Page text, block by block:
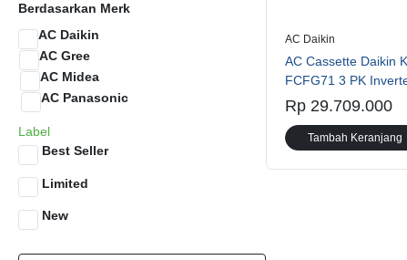
Berdasarkan Merk
AC Daikin
AC Gree
AC Midea
AC Panasonic
Label
Best Seller
Limited
New
AC Daikin
AC Cassette Daikin
FCFG71 3 PK
Rp 29.709.000
Tambah Keranjang